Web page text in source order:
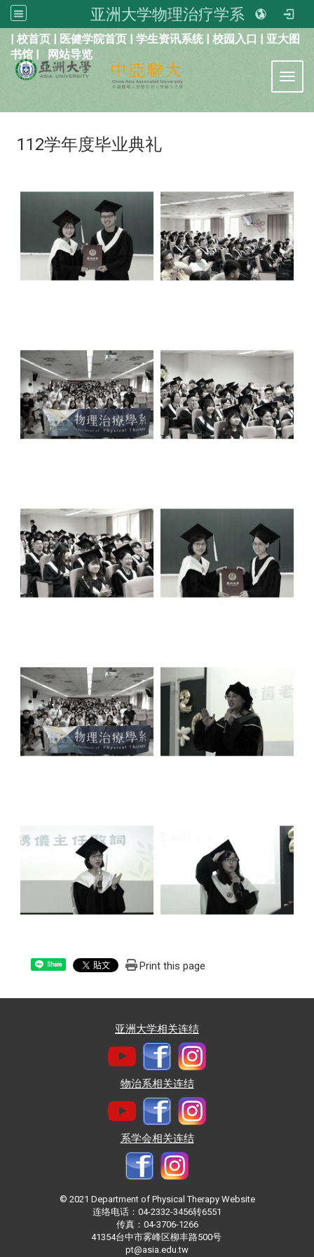
亚洲大学物理治疗学系
| 校首页 | 医健学院首页 | 学生资讯系统| 校园入口 | 亚大图
书馆 |
网站导览
112学年度毕业典礼
Share Print this page
亚洲大学相关连结
物治系相关连结
系学会相关连结
© 2021 Department of Physical Therapy Website
连络电话：04-2332-3456转6551
传真：04-3706-1266
41354台中市雾峰区柳丰路500号
pt@asia.edu.tw